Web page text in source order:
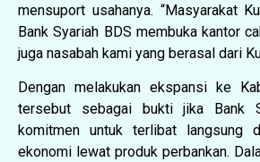
mensuport usahanya. “Masyarakat
Bank Syariah BDS membuka kantor
juga nasabah kami yang berasal dari
Dengan melakukan ekspansi ke
tersebut sebagai bukti jika Bank
komitmen untuk terlibat langsung
ekonomi lewat produk perbankan.